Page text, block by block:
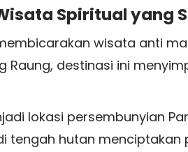
Spiritual yang
wisata anti
Raung, destinasi ini
lokasi persembunyian
tengah hutan